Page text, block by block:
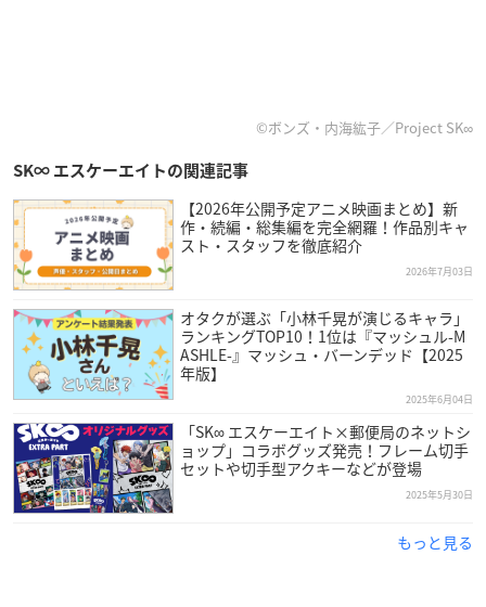
©ボンズ・内海紘子／Project SK∞
SK∞ エスケーエイトの関連記事
【2026年公開予定アニメ映画まとめ】新
作・続編・総集編を完全網羅！作品別キャ
スト・スタッフを徹底紹介
2026年7月03日
オタクが選ぶ「小林千晃が演じるキャラ」
ランキングTOP10！1位は『マッシュル-M
ASHLE-』マッシュ・バーンデッド【2025
年版】
2025年6月04日
「SK∞ エスケーエイト×郵便局のネットシ
ョップ」コラボグッズ発売！フレーム切手
セットや切手型アクキーなどが登場
2025年5月30日
もっと見る